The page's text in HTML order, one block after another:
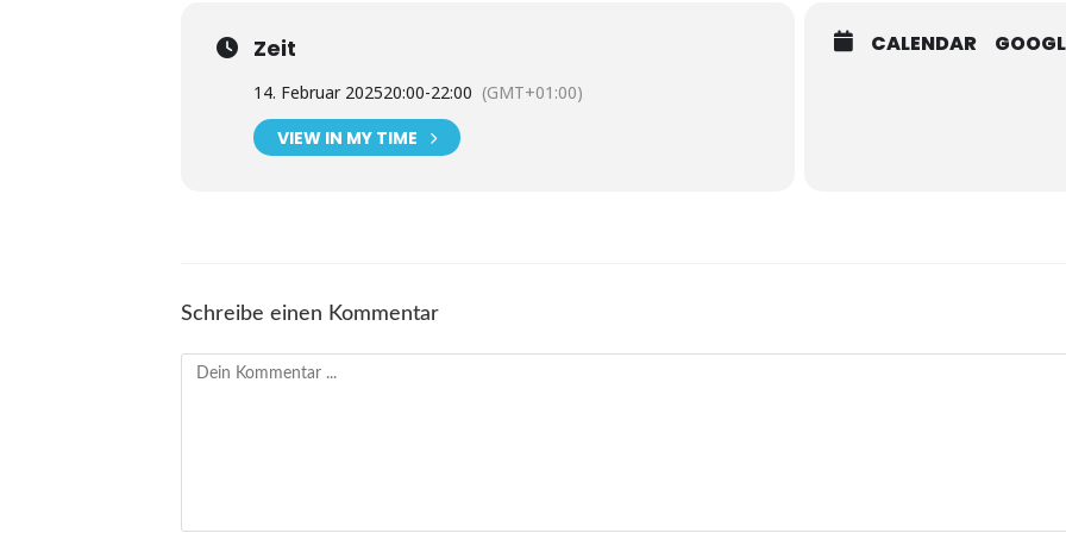
Zeit
14. Februar 202520:00-22:00 (GMT+01:00)
VIEW IN MY TIME
CALENDAR
Schreibe einen Kommentar
Kommentieren